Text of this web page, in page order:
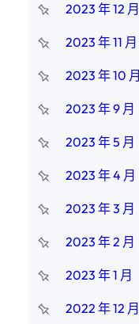
2023 年 12 月
2023 年 11 月
2023 年 10 月
2023 年 9 月
2023 年 5 月
2023 年 4 月
2023 年 3 月
2023 年 2 月
2023 年 1 月
2022 年 12 月